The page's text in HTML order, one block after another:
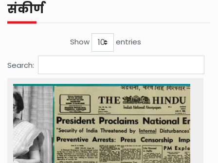
संकीर्ण
Show entries
Search: